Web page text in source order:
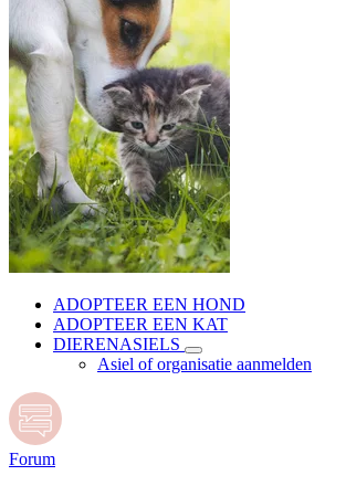
ADOPTEER EEN HOND
ADOPTEER EEN KAT
DIERENASIELS
Asiel of organisatie aanmelden
Forum